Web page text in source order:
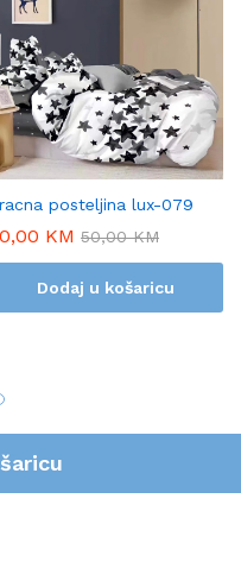
posteljina lux-079
KM 50,00KM
Dodaj u košaricu